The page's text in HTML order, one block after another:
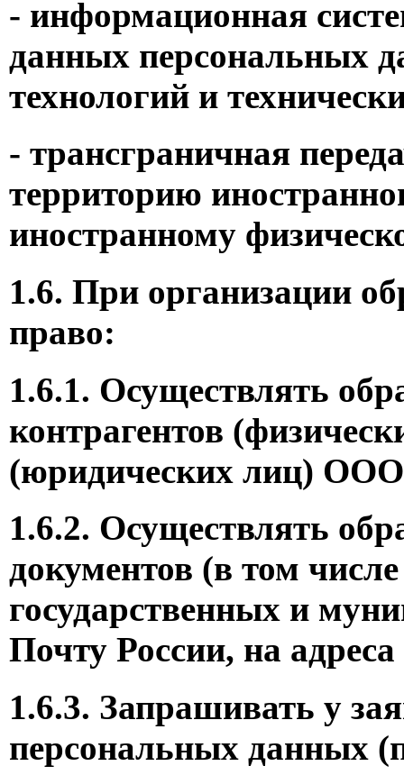
- информационная
данных персональных
технологий и
- трансграничная
территорию
иностранному
1.6. При организации
право:
1.6.1. Осуществлять
контрагентов
(юридических лиц)
1.6.2. Осуществлять
документов (в том
государственных и
Почту России, на
1.6.3. Запрашивать у
персональных данных